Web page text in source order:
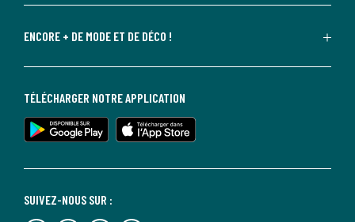
ENCORE + DE MODE ET DE DÉCO !
SUIVEZ-NOUS SUR :
TÉLÉCHARGER NOTRE APPLICATION